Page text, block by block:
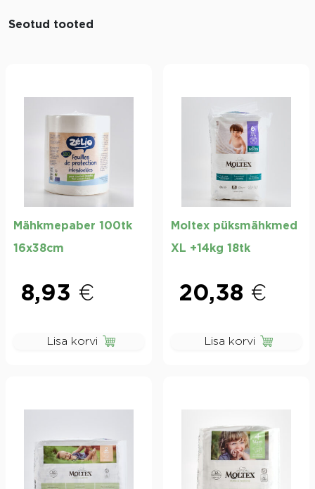
Seotud tooted
Mähkmepaber 100tk
16x38cm
8,93 €
Lisa korvi
Moltex püksmähkmed
XL +14kg 18tk
20,38 €
Lisa korvi